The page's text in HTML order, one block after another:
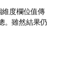
度欄位值傳
。雖然結果仍